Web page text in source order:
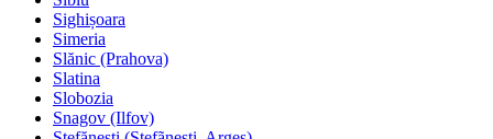
Sighișoara
Simeria
Slănic (Prahova)
Slatina
Slobozia
Snagov (Ilfov)